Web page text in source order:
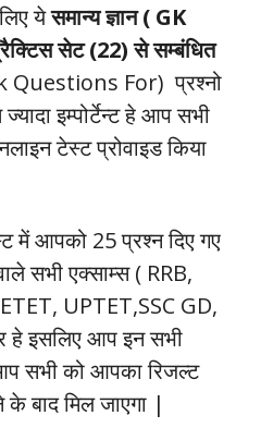
येसमान्य ज्ञान ( GK
सेट (22) से सम्बंधित
For) प्रश्नो
इम्पोर्टेन्ट हे आप सभी
टेस्ट प्रोवाइड किया
में आपको 25 प्रश्न दिए गए
सभी एक्साम्स ( RRB,
UPTET,SSC GD,
हे इसलिएआप इन सभी
सभी को आपका रिजल्ट
बाद मिल जाएगा |